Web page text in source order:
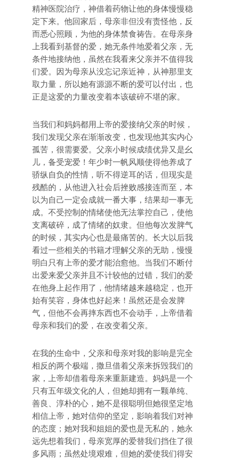
精神医院治疗，神借着药物让他的身体慢慢稳
定下来。他回家后，母亲非但没有责怪他，反
而悉心照顾，为他的身体禁食祷告。在母亲身
上我看到基督的爱，她无条件地爱着父亲，无
条件地接纳他，虽然在我看来父亲并不值得我
们爱。因为母亲从没忘记亲近神，从神那里支
取力量，所以她有源源不断的爱可以付出，也
正是这爱的力量改变着本该破碎不堪的家。
当我们和妈妈都用上帝的爱接纳父亲的时候，
我们发现父亲在渐渐改变，也发现他其实内心
孤苦，很需要爱。父亲小时候成绩优异又是幺
儿，备受宠爱！年少时一帆风顺使得他养成了
骄纵自负的性情，听不得逆耳的话，但现实是
残酷的，从他进入社会后挫败感接连而至，本
以为自己一定会成就一番大事，结果却一事无
成。不受控制的情绪使他无法掌控自己，使他
支离破碎，成了情绪的奴隶。但他每次发脾气
的时候，其实内心也是最痛苦的。长大以后我
看过一些相关的书籍才理解父亲的无助，慢慢
明白只有上帝的爱才能治愈他。当我们不断付
出爱来爱父亲并且不计较他的过错，我们的爱
在他身上起作用了，他情绪越来越稳定，也开
始有笑容，身体也好起来！虽然还是会发脾
气，但他不会再摔东西也不会动手，上帝借着
母亲和我们的爱，在改变着父亲。
在我的生命中，父亲和母亲对我的影响是完全
相反的两个极端，撒旦借着父亲来拆毁我们的
家，上帝却借着母亲来重新建造。妈妈是一个
只有五年级文化的人，但她却拥有一颗单纯、
善良、淳朴的心，她不是很聪明但她很坚定地
相信上帝，她对信仰的坚定，影响着我们对神
的态度；她对我和姐姐的爱也是无私的，她永
远先想着我们，母亲宽厚的爱替我们挡住了很
多风雨；虽然处境艰难，但她的爱使我们得安